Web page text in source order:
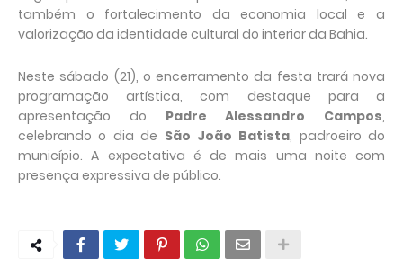
também o fortalecimento da economia local e a
valorização da identidade cultural do interior da Bahia.
Neste sábado (21), o encerramento da festa trará nova
programação artística, com destaque para a
apresentação do Padre Alessandro Campos,
celebrando o dia de São João Batista, padroeiro do
município. A expectativa é de mais uma noite com
presença expressiva de público.